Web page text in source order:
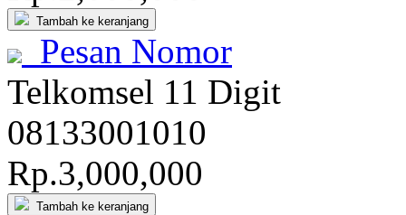
Tambah ke keranjang
Pesan Nomor
Telkomsel 11 Digit
08133001010
Rp.3,000,000
Tambah ke keranjang